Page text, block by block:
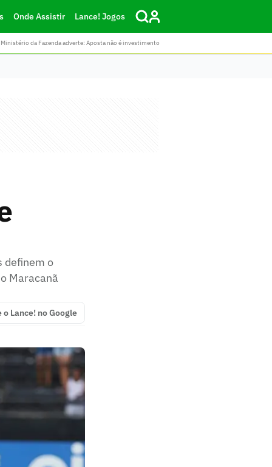
Onde Assistir Lance! Jogos
da Fazenda adverte: Aposta não é investimento
definem o
Maracanã
o Lance! no Google